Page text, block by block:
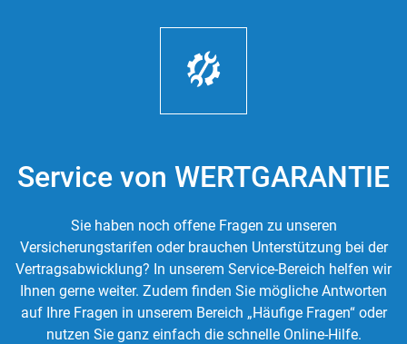
Service von WERTGARANTIE
Sie haben noch offene Fragen zu unseren
Versicherungstarifen oder brauchen Unterstützung bei der
Vertragsabwicklung? In unserem Service-Bereich helfen wir
Ihnen gerne weiter. Zudem finden Sie mögliche Antworten
auf Ihre Fragen in unserem Bereich „Häufige Fragen“ oder
nutzen Sie ganz einfach die schnelle Online-Hilfe.